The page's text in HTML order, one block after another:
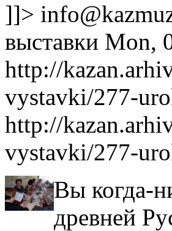
]]>
выставки Mon,
http://
vystavki/277-
http://
vystavki/277-
Вы когда-
древней